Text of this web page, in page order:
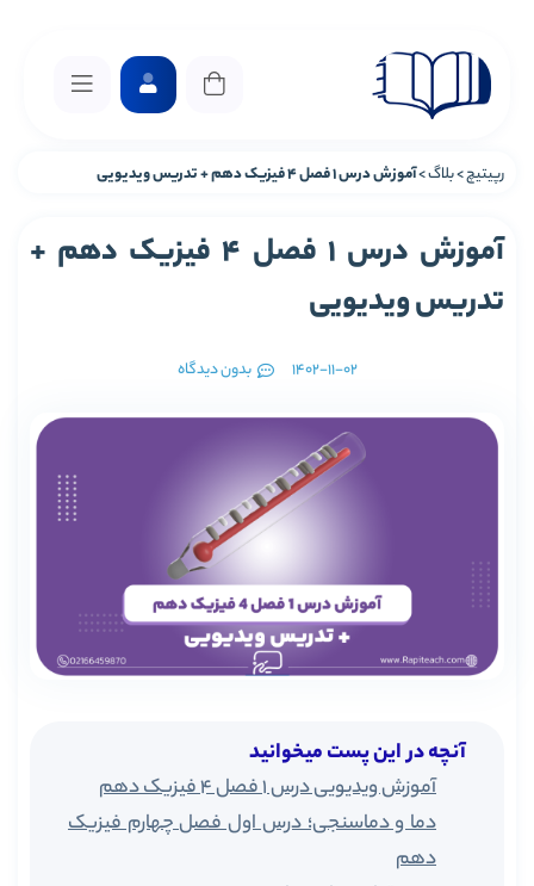
رپیتیچ>بلاگ>آموزش درس 1 فصل 4 فیزیک دهم + تدریس ویدیویی
آموزش درس 1 فصل 4 فیزیک دهم +
تدریس ویدیویی
1402-11-02 بدون دیدگاه
آنچه در این پست میخوانید
آموزش ویدیویی درس 1 فصل 4 فیزیک دهم
دما و دماسنجی؛ درس اول فصل چهارم فیزیک
دهم